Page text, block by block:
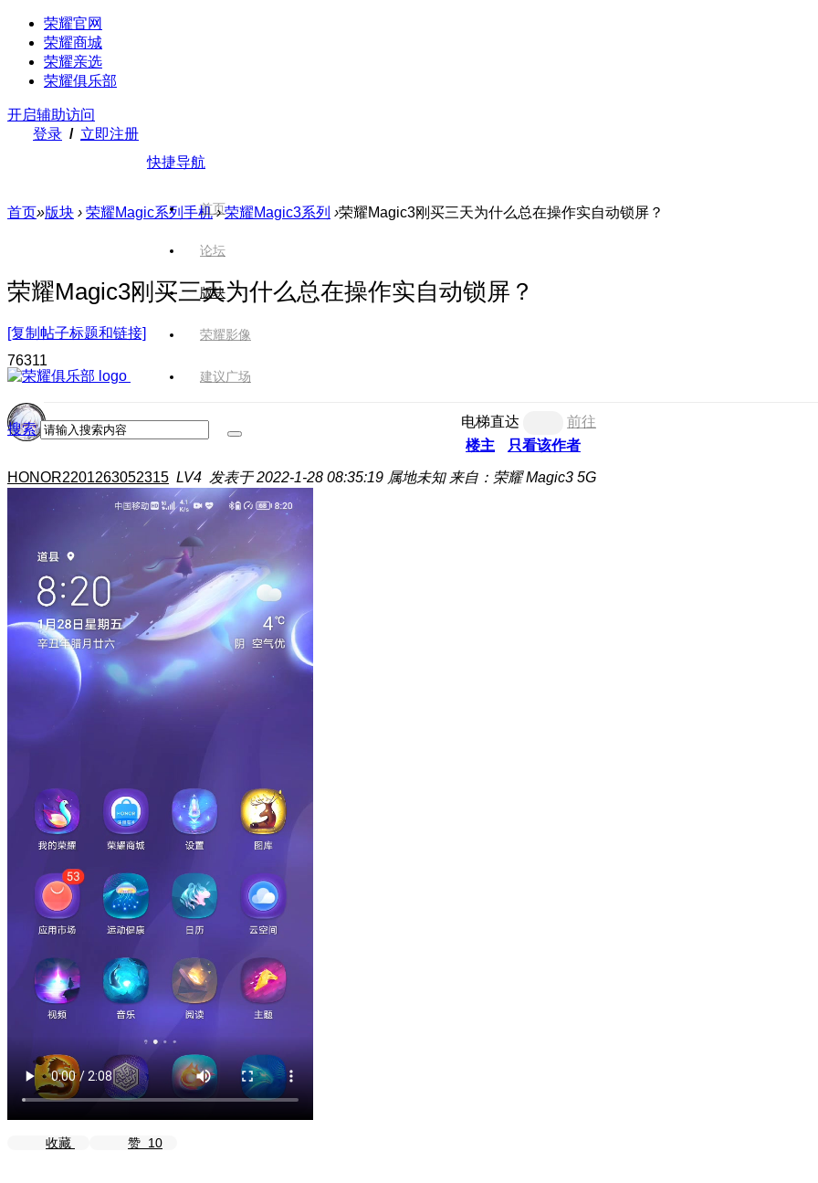
荣耀官网
荣耀商城
荣耀亲选
荣耀俱乐部
开启辅助访问
登录 / 立即注册
快捷导航
首页
论坛
版块
荣耀影像
建议广场
搜索
首页»版块 › 荣耀Magic系列手机 › 荣耀Magic3系列 ›荣耀Magic3刚买三天为什么总在操作实自动锁屏？
荣耀Magic3刚买三天为什么总在操作实自动锁屏？
[复制帖子标题和链接]
76311
电梯直达
前往
楼主
只看该作者
HONOR2201263052315 LV4 发表于 2022-1-28 08:35:19 属地未知 来自：荣耀 Magic3 5G
收藏 赞 10